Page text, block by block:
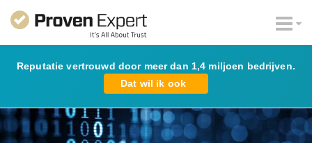
Reputatie vertrouwd door meer dan 1,4 miljoen bedrijven.
Dat wil ik ook